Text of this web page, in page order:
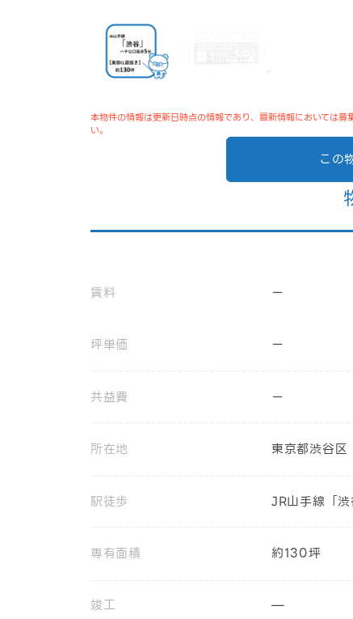
本物件の情報は更新日時点の情報であり、最新情報においては
い。
この
賃料 ー
坪単価 ー
共益費 ー
所在地 東京都渋谷区
駅徒歩 JR山手線「
専有面積 約130坪
竣工 —